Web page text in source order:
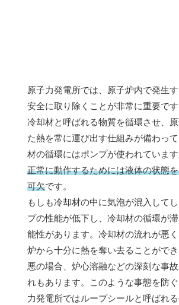
原子力発電所では、原子炉内で発生
安全に取り除くことが非常に重要で
冷却材と呼ばれる物質を循環させ、
た熱を常に運び出す仕組みが備わっ
材の循環にはポンプが使われています
正常に動作するためには液体の状態
可欠です。
もしも冷却材の中に気泡が混入して
プの性能が低下し、冷却材の循環が
能性があります。冷却材の流れが悪
炉から十分に熱を奪い去ることがで
悪の場合、炉心溶融などの深刻な事
れもあります。このような事態を防
力発電所ではループシールと呼ばれ